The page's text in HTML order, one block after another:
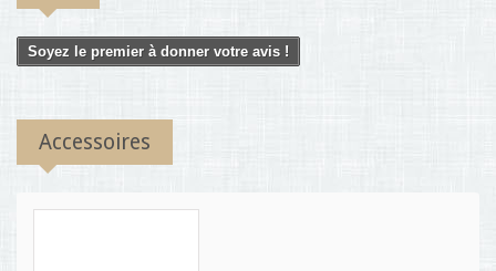
Soyez le premier à donner votre avis !
Accessoires